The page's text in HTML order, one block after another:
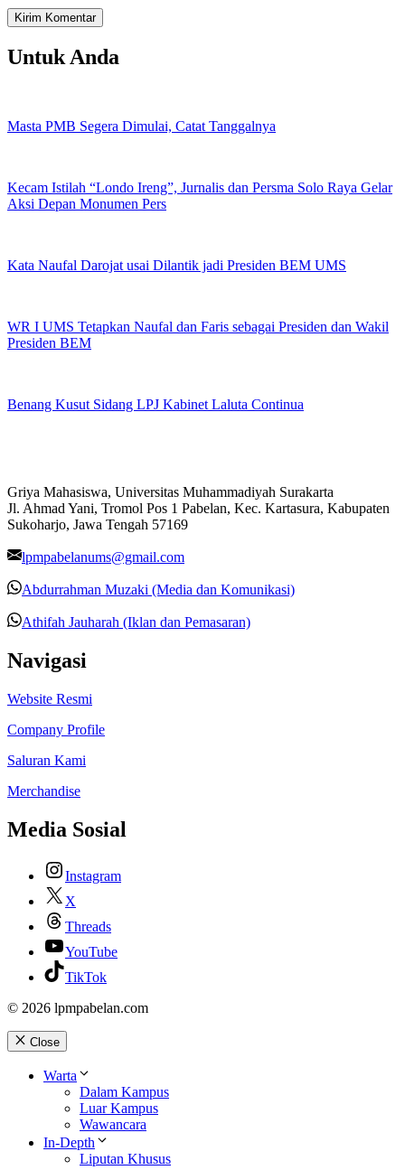
Untuk Anda
Masta PMB Segera Dimulai, Catat Tanggalnya
Kecam Istilah “Londo Ireng”, Jurnalis dan Persma Solo Raya Gelar
Aksi Depan Monumen Pers
Kata Naufal Darojat usai Dilantik jadi Presiden BEM UMS
WR I UMS Tetapkan Naufal dan Faris sebagai Presiden dan Wakil
Presiden BEM
Benang Kusut Sidang LPJ Kabinet Laluta Continua
Griya Mahasiswa, Universitas Muhammadiyah Surakarta
Jl. Ahmad Yani, Tromol Pos 1 Pabelan, Kec. Kartasura, Kabupaten
Sukoharjo, Jawa Tengah 57169
lpmpabelanums@gmail.com
Abdurrahman Muzaki (Media dan Komunikasi)
Athifah Jauharah (Iklan dan Pemasaran)
Navigasi
Website Resmi
Company Profile
Saluran Kami
Merchandise
Media Sosial
Instagram
X
Threads
YouTube
TikTok
© 2026 lpmpabelan.com
Close
Warta
Dalam Kampus
Luar Kampus
Wawancara
In-Depth
Liputan Khusus